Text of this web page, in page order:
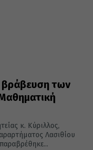
βράβευση των
κ. Κύριλλος,
Λασιθίου